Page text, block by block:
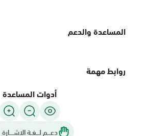
المساعدة والدعم
روابط مهمة
أدوات المساعدة
دعـــم لـــغـة الاشــــارة